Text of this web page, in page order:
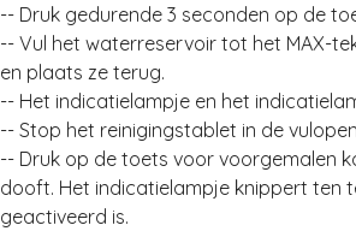
-- Druk gedurende 3 seconden op de
-- Vul het waterreservoir tot het MAX-
en plaats ze terug.
-- Het indicatielampje en het
-- Stop het reinigingstablet in de
-- Druk op de toets voor voorgemalen
dooft. Het indicatielampje knippert ten
geactiveerd is.